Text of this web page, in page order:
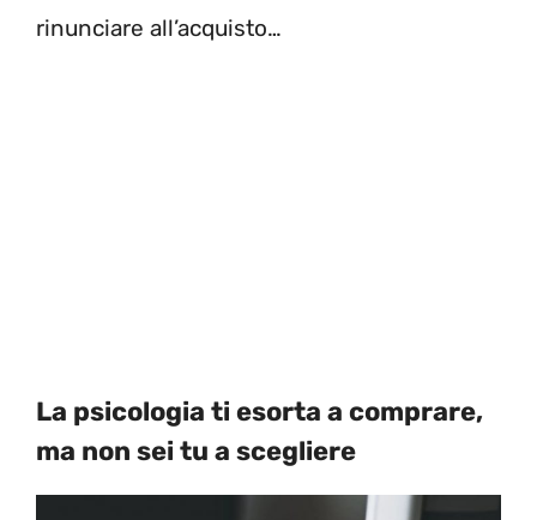
rinunciare all’acquisto…
La psicologia ti esorta a comprare,
ma non sei tu a scegliere